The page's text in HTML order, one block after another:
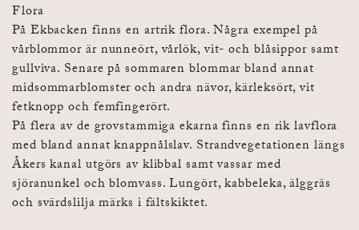
Flora
På Ekbacken finns en artrik flora. Några exempel på
vårblommor är nunneört, vårlök, vit- och blåsippor samt
gullviva. Senare på sommaren blommar bland annat
midsommarblomster och andra nävor, kärleksört, vit
fetknopp och femfingerört.
På flera av de grovstammiga ekarna finns en rik lavflora
med bland annat knappnålslav. Strandvegetationen längs
Åkers kanal utgörs av klibbal samt vassar med
sjöranunkel och blomvass. Lungört, kabbeleka, älggräs
och svärdslilja märks i fältskiktet.